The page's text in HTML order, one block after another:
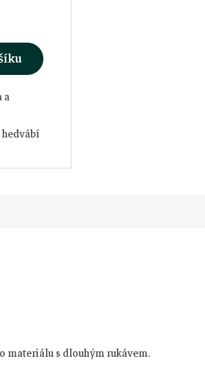
a
materiálu s dlouhým rukávem.